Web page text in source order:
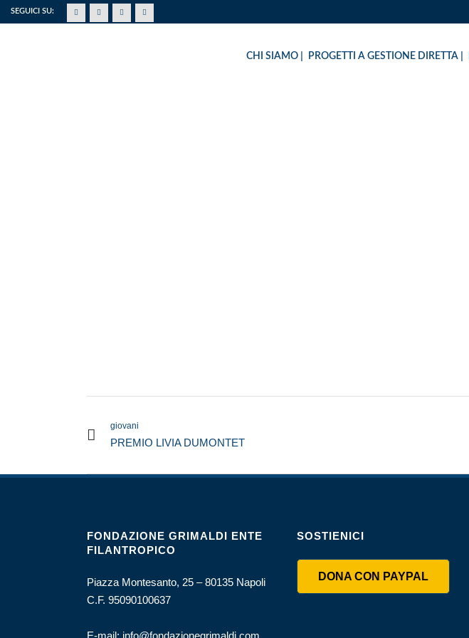
SEGUICI SU:
CHI SIAMO PROGETTI A GESTIONE DIRETTA
giovani
PREMIO LIVIA DUMONTET
FONDAZIONE GRIMALDI ENTE
FILANTROPICO
Piazza Montesanto, 25 – 80135 Napoli
C.F. 95090100637
E-mail: info@fondazionegrimaldi.com
SOSTIENICI
DONA CON PAYPAL